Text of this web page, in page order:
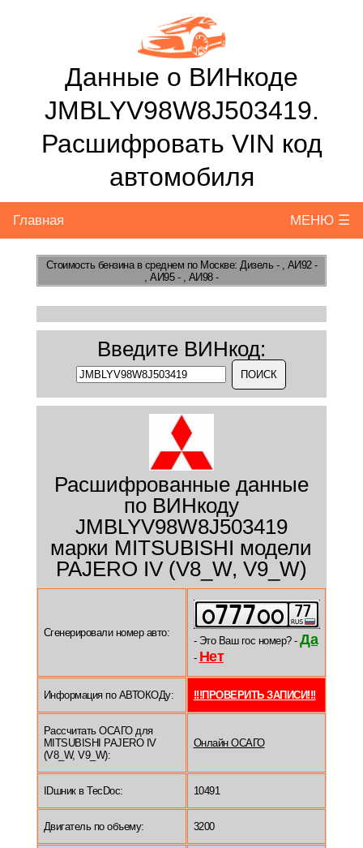
Данные о ВИНкоде
JMBLYV98W8J503419.
Расшифровать VIN код
автомобиля
Главная МЕНЮ ☰
Стоимость бензинав среднем по Москве: Дизель - , АИ92 -
, АИ95 - , АИ98 -
Введите ВИНкод:
Расшифрованные данные
по ВИНкоду
JMBLYV98W8J503419
марки MITSUBISHI модели
PAJERO IV (V8_W, V9_W)
Сгенерировали номер авто:
- Это Ваш гос номер? - Да
- Нет
Информация по АВТОКОДу: !!!ПРОВЕРИТЬ ЗАПИСИ!!!
Рассчитать ОСАГО для
MITSUBISHI PAJERO IV
(V8_W, V9_W):
Онлайн ОСАГО
IDшник в TecDoc: 10491
Двигатель по объему: 3200